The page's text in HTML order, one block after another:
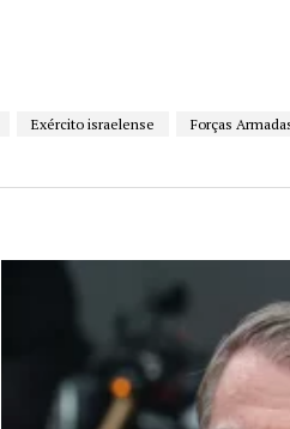
Exército israelense Forças